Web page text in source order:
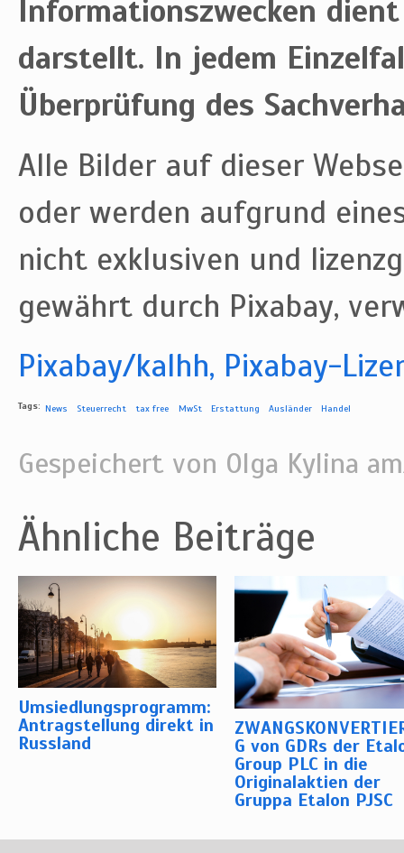
Informationszwecken
darstellt. In jedem
Überprüfung des
Alle Bilder auf dieser
oder werden aufgrund
nicht exklusiven und
gewährt durch Pixabay,
Pixabay/kalhh, Pixabay-
Tags: News Steuerrecht tax free MwSt Erstattung Ausländer Handel
Gespeichert von Olga Kylina
Ähnliche Beiträge
Umsiedlungsprogramm:
Antragstellung direkt in
Russland
G von GDRs der
Group PLC in die
Originalaktien der
Gruppa Etalon PJSC